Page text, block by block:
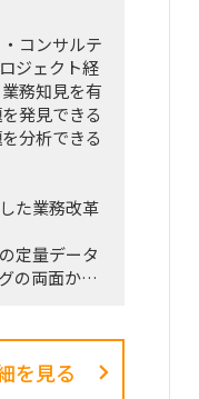
コンサルテ
ジェクト経
務知見を有
発見できる
分析できる
た業務改革
定量データ
の両面か
策、費用対
の幹部・役
を見る